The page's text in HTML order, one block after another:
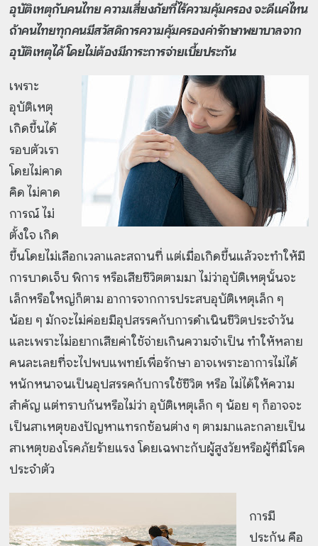
อุบัติเหตุกับคนไทย ความเสี่ยงภัยที่ไร้ความคุ้มครองจะดีแค่ไหน
ถ้าคนไทยทุกคนมีสวัสดิการความคุ้มครองค่ารักษาพยาบาลจาก
อุบัติเหตุได้ โดยไม่ต้องมีภาระการจ่ายเบี้ยประกัน
เพราะ
อุบัติเหตุ
เกิดขึ้นได้
รอบตัวเรา
โดยไม่คาด
คิด ไม่คาด
การณ์ ไม่
ตั้งใจ เกิด
ขึ้นโดยไม่เลือกเวลาและสถานที่ แต่เมื่อเกิดขึ้นแล้วจะทำให้มี
การบาดเจ็บ พิการ หรือเสียชีวิตตามมา ไม่ว่าอุบัติเหตุนั้นจะ
เล็กหรือใหญ่ก็ตาม อาการจากการประสบอุบัติเหตุเล็ก ๆ
น้อย ๆ มักจะไม่ค่อยมีอุปสรรคกับการดำเนินชีวิตประจำวัน
และเพราะไม่อยากเสียค่าใช้จ่ายเกินความจำเป็น ทำให้หลาย
คนละเลยที่จะไปพบแพทย์เพื่อรักษา อาจเพราะอาการไม่ได้
หนักหนาจนเป็นอุปสรรคกับการใช้ชีวิต หรือ ไม่ได้ให้ความ
สำคัญ แต่ทราบกันหรือไม่ว่า อุบัติเหตุเล็ก ๆ น้อย ๆ ก็อาจจะ
เป็นสาเหตุของปัญหาแทรกซ้อนต่าง ๆ ตามมาและกลายเป็น
สาเหตุของโรคภัยร้ายแรง โดยเฉพาะกับผู้สูงวัยหรือผู้ที่มีโรค
ประจำตัว
การมี
ประกัน คือ